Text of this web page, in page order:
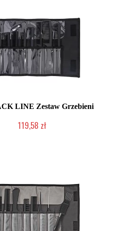
LINE Zestaw Grzebieni
119,58 zł